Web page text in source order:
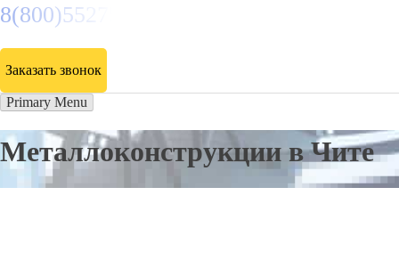
8(800)5527584
Заказать звонок
Primary Menu
Металлоконструкции в Чите